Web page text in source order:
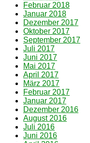
Februar 2018
Januar 2018
Dezember 2017
Oktober 2017
September 2017
Juli 2017
Juni 2017
Mai 2017
April 2017
März 2017
Februar 2017
Januar 2017
Dezember 2016
August 2016
Juli 2016
Juni 2016